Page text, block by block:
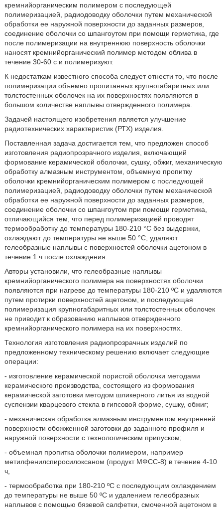
кремнийорганическим полимером с последующей
полимеризацией, радиодоводку оболочки путем механической
обработки ее наружной поверхности до заданных размеров,
соединение оболочки со шпангоутом при помощи герметика, где
после полимеризации на внутреннюю поверхность оболочки
наносят кремнийорганический полимер методом облива в
течение 30-60 с и полимеризуют.
К недостаткам известного способа следует отнести то, что после
полимеризации объемно пропитанных крупногабаритных или
толстостенных оболочек на их поверхностях появляются в
большом количестве наплывы отвержденного полимера.
Задачей настоящего изобретения является улучшение
радиотехнических характеристик (РТХ) изделия.
Поставленная задача достигается тем, что предложен способ
изготовления радиопрозрачного изделия, включающий
формование керамической оболочки, сушку, обжиг, механическую
обработку алмазным инструментом, объемную пропитку
оболочки кремнийорганическим полимером с последующей
полимеризацией, радиодоводку оболочки путем механической
обработки ее наружной поверхности до заданных размеров,
соединение оболочки со шпангоутом при помощи герметика,
отличающийся тем, что перед полимеризацией проводят
термообработку до температуры 180-210 °С без выдержки,
охлаждают до температуры не выше 50 °С, удаляют
гелеобразные наплывы с поверхностей оболочки ацетоном в
течение 1 ч после охлаждения.
Авторы установили, что гелеобразные наплывы
кремнийорганического полимера на поверхностях оболочки
появляются при нагреве до температуры 180-210 ºС и удаляются
путем протирки поверхностей ацетоном, и последующая
полимеризация крупногабаритных или толстостенных оболочек
не приводит к образованию наплывов отвержденного
кремнийорганического полимера на их поверхностях.
Технология изготовления радиопрозрачных изделий по
предложенному техническому решению включает следующие
операции:
- изготовление керамической пористой оболочки методами
керамического производства, состоящего из формования
керамической заготовки методом шликерного литья из водной
суспензии кварцевого стекла в гипсовой форме, сушку, обжиг;
- механическая обработка алмазным инструментом внутренней
поверхности обожженной заготовки до заданного профиля и
наружной поверхности с технологическим припуском;
- объемная пропитка оболочки полимером, например
метилфенилспиросилоксаном (продукт МФСС-8) в течение 4-10
ч,
- термообработка при 180-210 ºС с последующим охлаждением
до температуры не выше 50 ºС и удалением гелеобразных
наплывов с помощью бязевой салфетки, смоченной ацетоном в